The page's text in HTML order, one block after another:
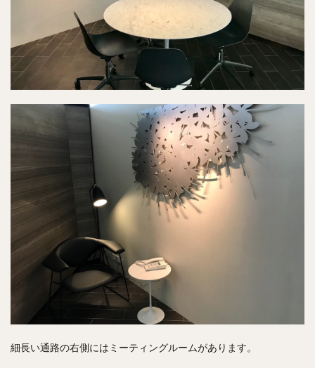
細長い通路の右側にはミーティングルームがあります。